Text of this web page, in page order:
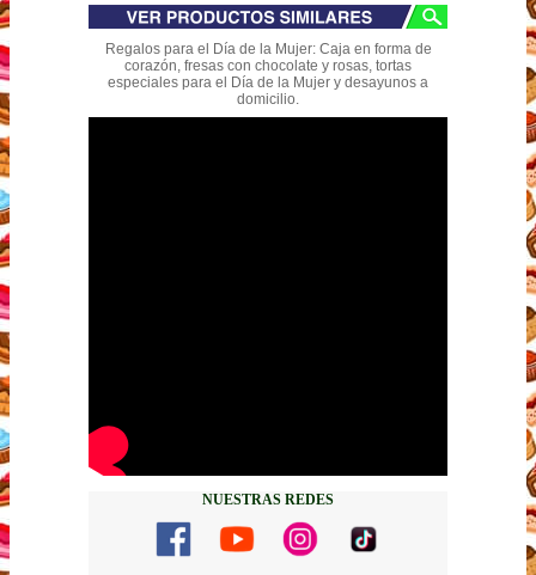
Regalos para el Día de la Mujer: Caja en forma de
corazón, fresas con chocolate y rosas, tortas
especiales para el Día de la Mujer y desayunos a
domicilio.
NUESTRAS REDES